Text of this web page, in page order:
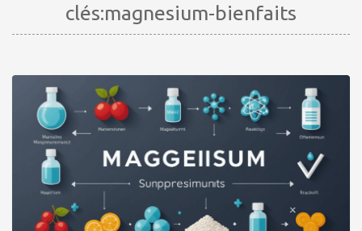
clés:magnesium-bienfaits